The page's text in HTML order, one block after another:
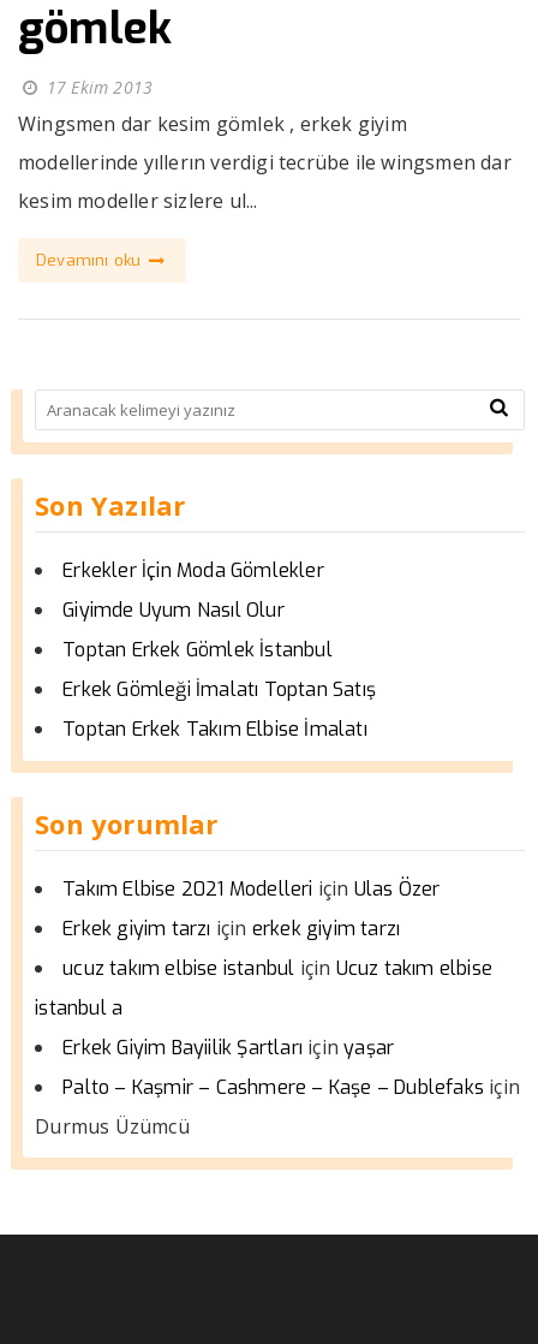
gömlek
17 Ekim 2013
Wingsmen dar kesim gömlek , erkek giyim
modellerinde yıllerın verdigi tecrübe ile wingsmen dar
kesim modeller sizlere ul...
Devamını oku
Son Yazılar
Erkekler İçin Moda Gömlekler
Giyimde Uyum Nasıl Olur
Toptan Erkek Gömlek İstanbul
Erkek Gömleği İmalatı Toptan Satış
Toptan Erkek Takım Elbise İmalatı
Son yorumlar
Takım Elbise 2021 Modelleri için Ulas Özer
Erkek giyim tarzı için erkek giyim tarzı
ucuz takım elbise istanbul için Ucuz takım elbise
istanbul a
Erkek Giyim Bayiilik Şartları içinyaşar
Palto – Kaşmir – Cashmere – Kaşe – Dublefaks için
Durmus Üzümcü